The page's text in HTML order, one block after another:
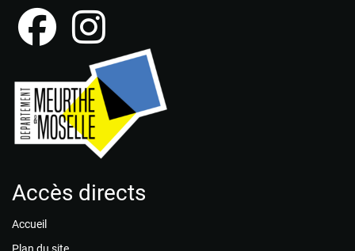
Accès directs
Accueil